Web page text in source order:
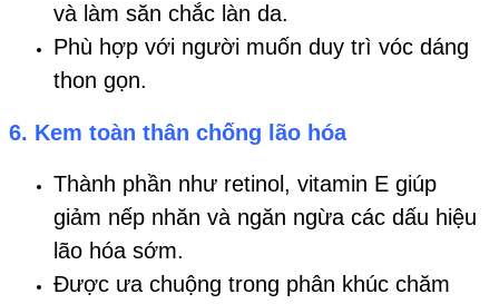
và làm săn chắc làn da.
Phù hợp với người muốn duy trì vóc dáng
thon gọn.
6. Kem toàn thân chống lão hóa
Thành phần như retinol, vitamin E giúp
giảm nếp nhăn và ngăn ngừa các dấu hiệu
lão hóa sớm.
Được ưa chuộng trong phân khúc chăm